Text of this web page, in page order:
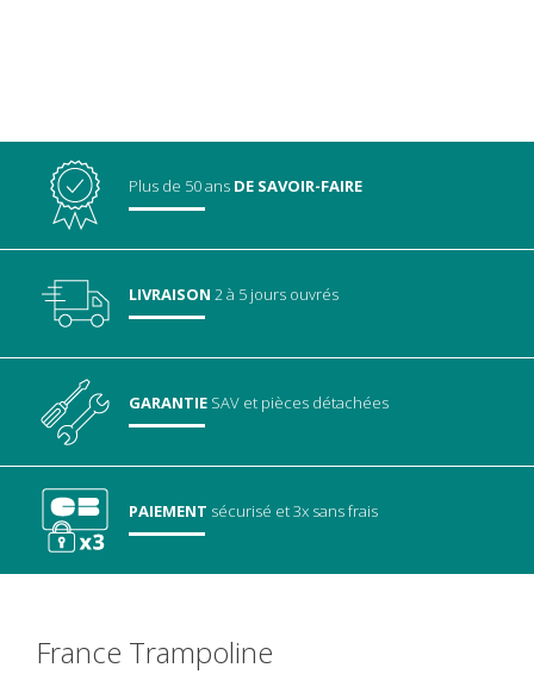
Plus de 50 ans DE SAVOIR-FAIRE
LIVRAISON 2 à 5 jours ouvrés
GARANTIE SAV et pièces détachées
PAIEMENT sécurisé et 3x sans frais
France Trampoline